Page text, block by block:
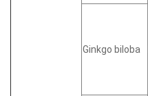
Ginkgo biloba